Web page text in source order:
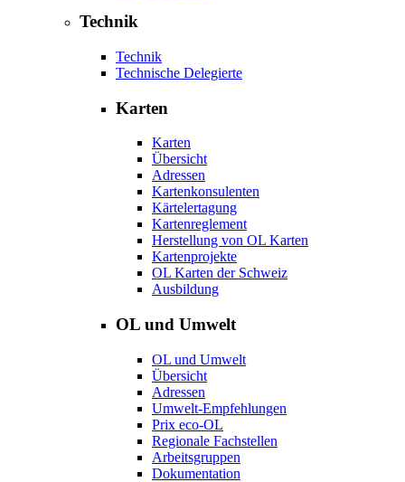
Technik
Technik
Technische Delegierte
Karten
Karten
Übersicht
Adressen
Kartenkonsulenten
Kärtelertagung
Kartenreglement
Herstellung von OL Karten
Kartenprojekte
OL Karten der Schweiz
Ausbildung
OL und Umwelt
OL und Umwelt
Übersicht
Adressen
Umwelt-Empfehlungen
Prix eco-OL
Regionale Fachstellen
Arbeitsgruppen
Dokumentation